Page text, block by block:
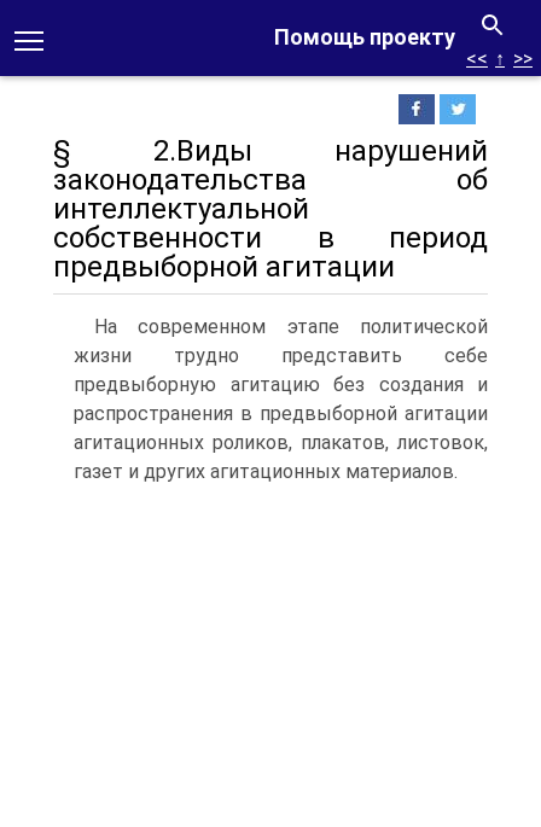
Помощь проекту
<< ↑ >>
§ 2.Виды нарушений
законодательства об
интеллектуальной
собственности в период
предвыборной агитации
На современном этапе политической
жизни трудно представить себе
предвыборную агитацию без создания и
распространения в предвыборной агитации
агитационных роликов, плакатов, листовок,
газет и других агитационных материалов.